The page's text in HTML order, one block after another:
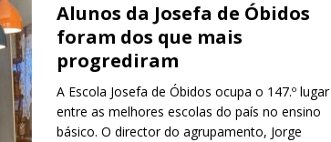
Alunos da Josefa de Óbidos
foram dos que mais
progrediram
A Escola Josefa de Óbidos ocupa o 147.º lugar
entre as melhores escolas do país no ensino
básico. O director do agrupamento, Jorge